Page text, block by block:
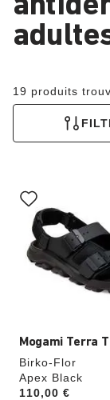
19 produits
Mogami Terra
Birko-Flor
Apex Black
Price:
110,00 €
sur
les
échantillons
couleurs
modifiera